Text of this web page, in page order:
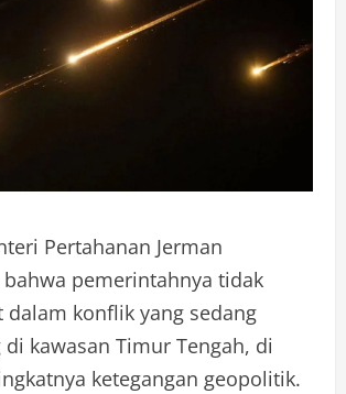
Pertahanan Jerman
pemerintahnya tidak
konflik yang sedang
kawasan Timur Tengah, di
ketegangan geopolitik.